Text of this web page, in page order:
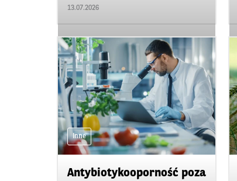
13.07.2026
Inne
Antybiotykooporność poza